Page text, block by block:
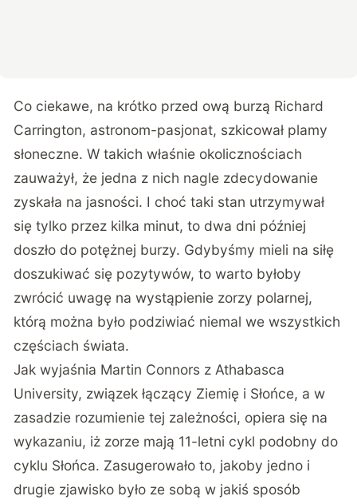
Co ciekawe, na krótko przed ową burzą Richard
Carrington, astronom-pasjonat, szkicował plamy
słoneczne. W takich właśnie okolicznościach
zauważył, że jedna z nich nagle zdecydowanie
zyskała na jasności. I choć taki stan utrzymywał
się tylko przez kilka minut, to dwa dni później
doszło do potężnej burzy. Gdybyśmy mieli na siłę
doszukiwać się pozytywów, to warto byłoby
zwrócić uwagę na wystąpienie zorzy polarnej,
którą można było podziwiać niemal we wszystkich
częściach świata.
Jak wyjaśnia Martin Connors z Athabasca
University, związek łączący Ziemię i Słońce, a w
zasadzie rozumienie tej zależności, opiera się na
wykazaniu, iż zorze mają 11-letni cykl podobny do
cyklu Słońca. Zasugerowało to, jakoby jedno i
drugie zjawisko było ze sobą w jakiś sposób